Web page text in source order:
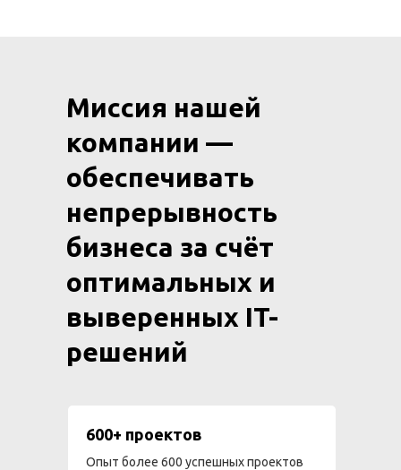
Миссия нашей
компании —
обеспечивать
непрерывность
бизнеса за счёт
оптимальных и
выверенных IT-
решений
600+ проектов
Опыт более 600 успешных проектов